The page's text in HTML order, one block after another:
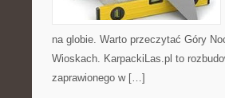
na globie. Warto przeczytać Góry
Wioskach. KarpackiLas.pl to
zaprawionego w […]